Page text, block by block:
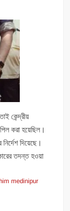
কেন্দ্রীয়
করা হয়েছিল।
দিয়েছে।
তদন্ত হওয়া
medinipur